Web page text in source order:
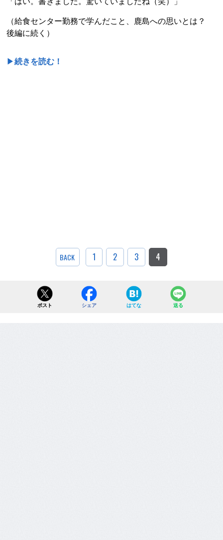
（給食センター勤務で学んだこと、鹿島への思いとは？
後編に続く）
▶続きを読む！
BACK 1 2 3 4
ポスト シェア はてな 送る